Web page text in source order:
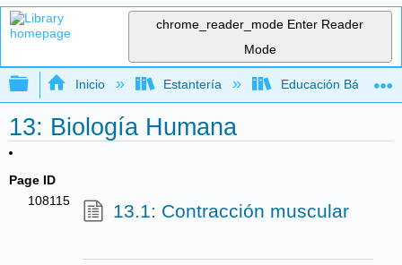
chrome_reader_mode Enter Reader
Mode
Expandir/contraer jerarquía global
Inicio Estantería Educación Básica
13: Biología Humana
Page ID
108115
13.1: Contracción muscular